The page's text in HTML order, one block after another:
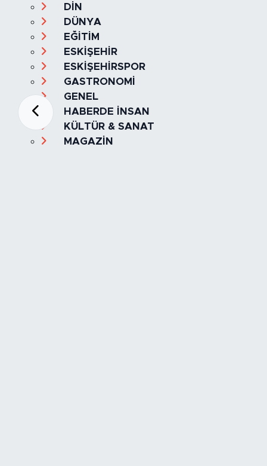
DİN
DÜNYA
EĞİTİM
ESKİŞEHİR
ESKİŞEHİRSPOR
GASTRONOMİ
GENEL
HABERDE İNSAN
KÜLTÜR & SANAT
MAGAZİN